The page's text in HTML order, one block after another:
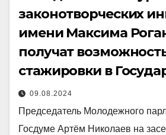
законотворческих
имени Максима
получат
стажировки в
Думе Российской
09.08.2024
Председатель Молодежного
Госдуме Артём Николаев на